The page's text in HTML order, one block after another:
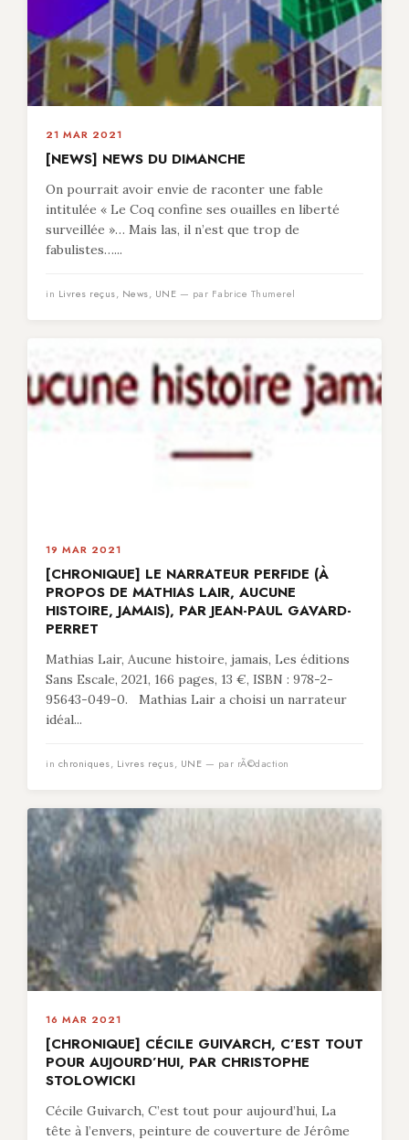
21 MAR 2021
[NEWS] NEWS DU DIMANCHE
On pourrait avoir envie de raconter une fable
intitulée « Le Coq confine ses ouailles en liberté
surveillée »… Mais las, il n’est que trop de
fabulistes…...
in Livres reçus, News, UNE — par Fabrice Thumerel
19 MAR 2021
[CHRONIQUE] LE NARRATEUR PERFIDE (À
PROPOS DE MATHIAS LAIR, AUCUNE
HISTOIRE, JAMAIS), PAR JEAN-PAUL GAVARD-
PERRET
Mathias Lair, Aucune histoire, jamais, Les éditions
Sans Escale, 2021, 166 pages, 13 €, ISBN : 978-2-
95643-049-0. Mathias Lair a choisi un narrateur
idéal...
in chroniques, Livres reçus, UNE — par rÃ©daction
16 MAR 2021
[CHRONIQUE] CÉCILE GUIVARCH, C’EST TOUT
POUR AUJOURD’HUI, PAR CHRISTOPHE
STOLOWICKI
Cécile Guivarch, C’est tout pour aujourd’hui, La
tête à l’envers, peinture de couverture de Jérôme